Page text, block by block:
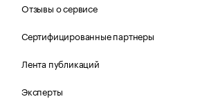
Отзывы о сервисе
Сертифицированные партнеры
Лента публикаций
Эксперты